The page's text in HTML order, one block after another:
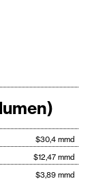
$30,4 mmd
$12,47 mmd
$3,89 mmd